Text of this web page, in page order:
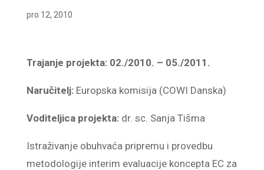
pro 12, 2010
Trajanje projekta: 02./2010. – 05./2011.
Naručitelj:Europska komisija (COWI Danska)
Voditeljica projekta:dr. sc. Sanja Tišma
Istraživanje obuhvaća pripremu i provedbu
metodologije interim evaluacije koncepta EC za